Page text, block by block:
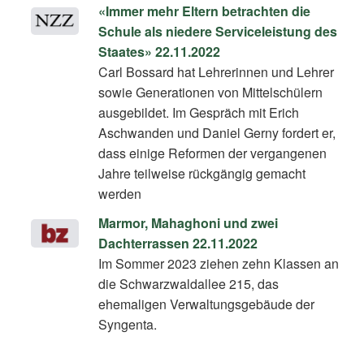
«Immer mehr Eltern betrachten die
Schule als niedere Serviceleistung des
Staates» 22.11.2022
Carl Bossard hat Lehrerinnen und Lehrer
sowie Generationen von Mittelschülern
ausgebildet. Im Gespräch mit Erich
Aschwanden und Daniel Gerny fordert er,
dass einige Reformen der vergangenen
Jahre teilweise rückgängig gemacht
werden
Marmor, Mahaghoni und zwei
Dachterrassen 22.11.2022
Im Sommer 2023 ziehen zehn Klassen an
die Schwarzwaldallee 215, das
ehemaligen Verwaltungsgebäude der
Syngenta.